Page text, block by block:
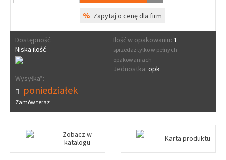
% Zapytaj o cenę dla firm
Dostępność:
Niska ilość
Ilość w opakowaniu: 1
sprzedaż tylko w pełnych
opakowaniach
Jednostka: opk
Wysyłka*:
poniedziałek
Zamów teraz
Zobacz w
katalogu
Karta produktu